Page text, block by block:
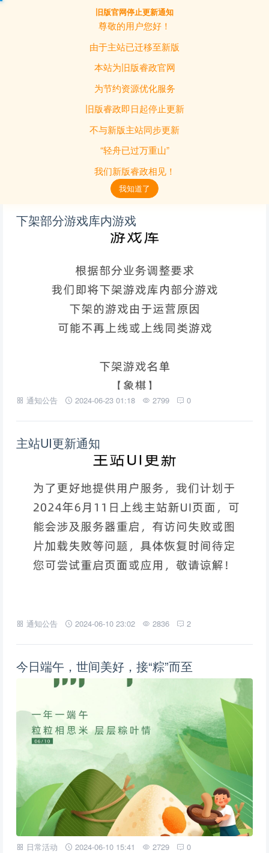
下架部分游戏库内游戏
通知公告 2024-06-23 01:18 2799 0
主站UI更新通知
通知公告 2024-06-10 23:02 2836 2
今日端午，世间美好，接“粽”而至
日常活动 2024-06-10 15:41 2729 0
旧版官网停止更新通知
尊敬的用户您好！
由于主站已迁移至新版
本站为旧版睿政官网
为节约资源优化服务
旧版睿政即日起停止更新
不与新版主站同步更新
“轻舟已过万重山”
我们新版睿政相见！
我知道了